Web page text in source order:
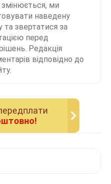
ми
наведену
та звертатися за
перед
Редакція
відповідно до